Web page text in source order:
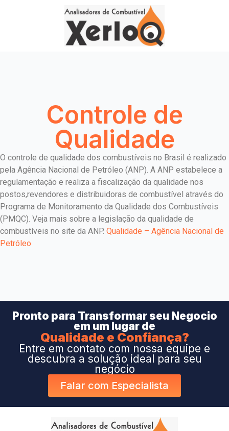
Controle de
Qualidade
O controle de qualidade dos combustíveis no Brasil é realizado
pela Agência Nacional de Petróleo (ANP). A ANP estabelece a
regulamentação e realiza a fiscalização da qualidade nos
postos,revendores e distribuidoras de combustível através do
Programa de Monitoramento da Qualidade dos Combustíveis
(PMQC). Veja mais sobre a legislação da qualidade de
combustíveis no site da ANP. Qualidade – Agência Nacional de
Petróleo
Pronto para Transformar seu Negocio
em um lugar de
Qualidade e Confiança?
Entre em contato com nossa equipe e
descubra a solução ideal para seu
negócio
Falar com Especialista